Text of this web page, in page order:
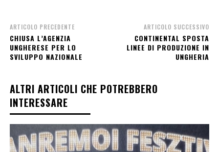
ARTICOLO PRECEDENTE
CHIUSA L’AGENZIA
UNGHERESE PER LO
SVILUPPO NAZIONALE
ARTICOLO SUCCESSIVO
CONTINENTAL SPOSTA
LINEE DI PRODUZIONE IN
UNGHERIA
ALTRI ARTICOLI CHE POTREBBERO
INTERESSARE